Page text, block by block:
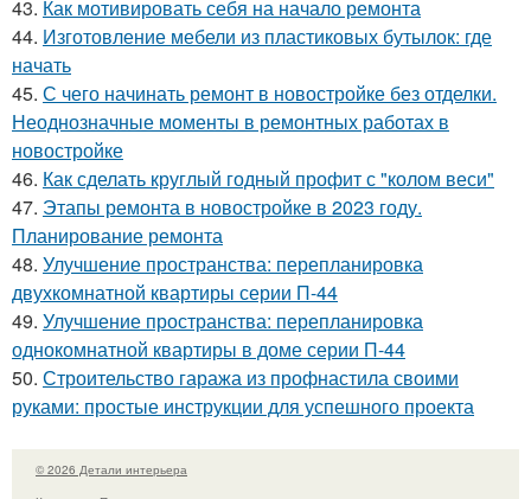
43. Как мотивировать себя на начало ремонта
44. Изготовление мебели из пластиковых бутылок: где
начать
45. С чего начинать ремонт в новостройке без отделки.
Неоднозначные моменты в ремонтных работах в
новостройке
46. Как сделать круглый годный профит с "колом веси"
47. Этапы ремонта в новостройке в 2023 году.
Планирование ремонта
48. Улучшение пространства: перепланировка
двухкомнатной квартиры серии П-44
49. Улучшение пространства: перепланировка
однокомнатной квартиры в доме серии П-44
50. Строительство гаража из профнастила своими
руками: простые инструкции для успешного проекта
© 2026 Детали интерьера